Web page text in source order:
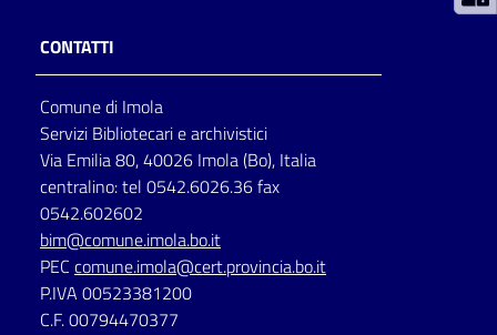
Seguici
su
CONTATTI
Comune di Imola
Servizi Bibliotecari e archivistici
Via Emilia 80, 40026 Imola (Bo), Italia
centralino: tel 0542.6026.36 fax
0542.602602
bim@comune.imola.bo.it
PEC comune.imola@cert.provincia.bo.it
P.IVA 00523381200
C.F. 00794470377